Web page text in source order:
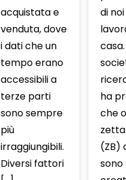
acquistata e
venduta, dove
i dati che un
tempo erano
accessibili a
terze parti
sono sempre
più
irraggiungibili.
Diversi fattori
di
ha
che
(ZB)